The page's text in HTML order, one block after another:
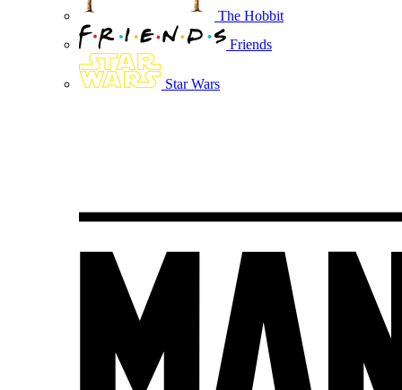
The Hobbit
Friends
Star Wars